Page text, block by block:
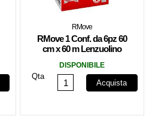
RMove
RMove 1 Conf. da 6pz 60
cm x 60 m Lenzuolino
Cellulosa
DISPONIBILE
Qta
Acquista